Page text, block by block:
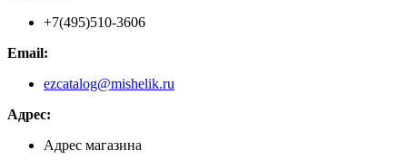
+7(495)510-3606
Email:
ezcatalog@mishelik.ru
Адрес:
Адрес магазина